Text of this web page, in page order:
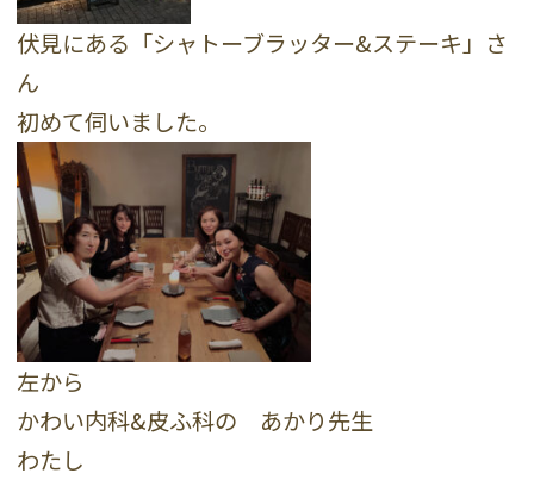
伏見にある「シャトーブラッター&ステーキ」さ
ん
初めて伺いました。
左から
かわい内科&皮ふ科の あかり先生
わたし